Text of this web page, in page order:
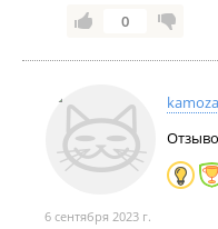
неудобства, могу
полное
вмешательств
0
kamoza
6 сентября 2023 г.